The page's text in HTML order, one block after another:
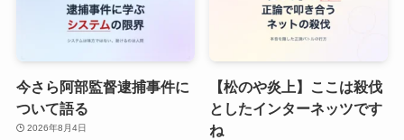
今さら阿部監督逮捕事件に
ついて語る
2026年8月4日
【松のや炎上】ここは殺伐
としたインターネッツです
ね